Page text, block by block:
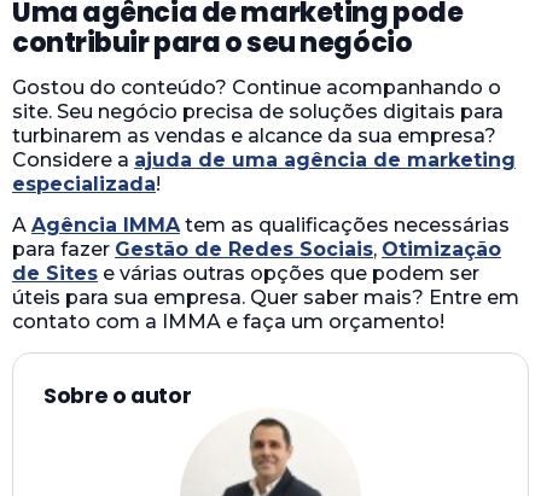
Uma agência de marketing pode
contribuir para o seu negócio
Gostou do conteúdo? Continue acompanhando o
site. Seu negócio precisa de soluções digitais para
turbinarem as vendas e alcance da sua empresa?
Considere a ajuda de uma agência de marketing
especializada!
A Agência IMMAtem as qualificações necessárias
para fazer Gestão de Redes Sociais, Otimização
de Sites e várias outras opções que podem ser
úteis para sua empresa. Quer saber mais? Entre em
contato com a IMMA e faça um orçamento!
Sobre o autor